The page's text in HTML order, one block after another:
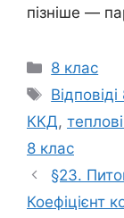
пізніше —
Категорії
8 клас
Позначки
ККД,
8 клас
§23.
Коефіцієнт